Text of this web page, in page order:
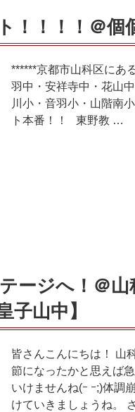
！！！！＠
******京都市山科区にあ
羽中・安祥寺中・花山
川小・音羽小・山階南
ト本番！！ 東野教 …
ージへ！＠山
子山中】
皆さんこんにちは！ 山
節になったかと思えば
いけませんね(ｰ ｰ;)体調
けていきましょうね。